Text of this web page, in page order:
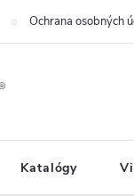
Ochrana osobných
Katalógy